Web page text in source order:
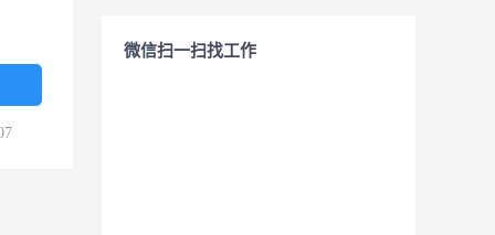
微信扫一扫找工作